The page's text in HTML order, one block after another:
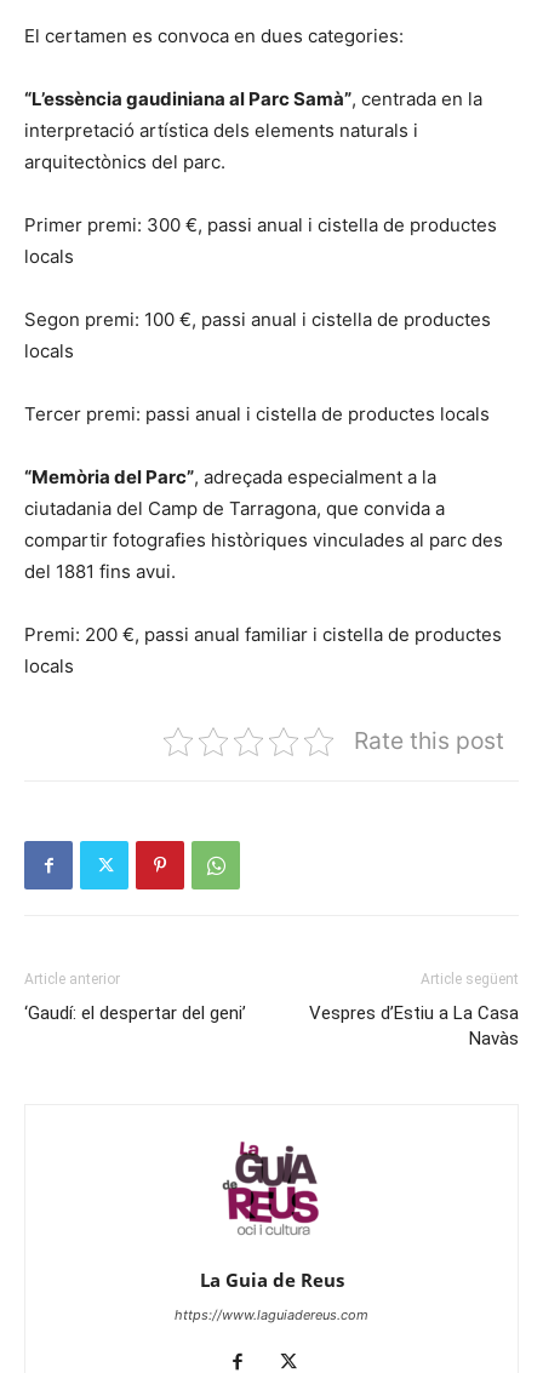
El certamen es convoca en dues categories:
“L’essència gaudiniana al Parc Samà”, centrada en la
interpretació artística dels elements naturals i
arquitectònics del parc.
Primer premi: 300 €, passi anual i cistella de productes
locals
Segon premi: 100 €, passi anual i cistella de productes
locals
Tercer premi: passi anual i cistella de productes locals
“Memòria del Parc”, adreçada especialment a la
ciutadania del Camp de Tarragona, que convida a
compartir fotografies històriques vinculades al parc des
del 1881 fins avui.
Premi: 200 €, passi anual familiar i cistella de productes
locals
Rate this post
Article anterior
‘Gaudí: el despertar del geni’
Article següent
Vespres d’Estiu a La Casa
Navàs
La Guia de Reus
https://www.laguiadereus.com